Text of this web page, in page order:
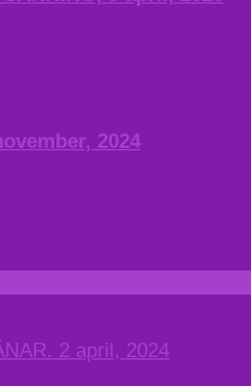
2024
2 april, 2024